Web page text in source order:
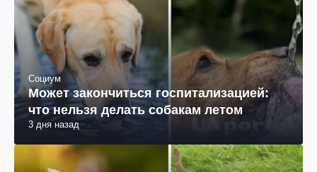
Социум
Может закончиться госпитализацией:
что нельзя делать собакам летом
3 дня назад